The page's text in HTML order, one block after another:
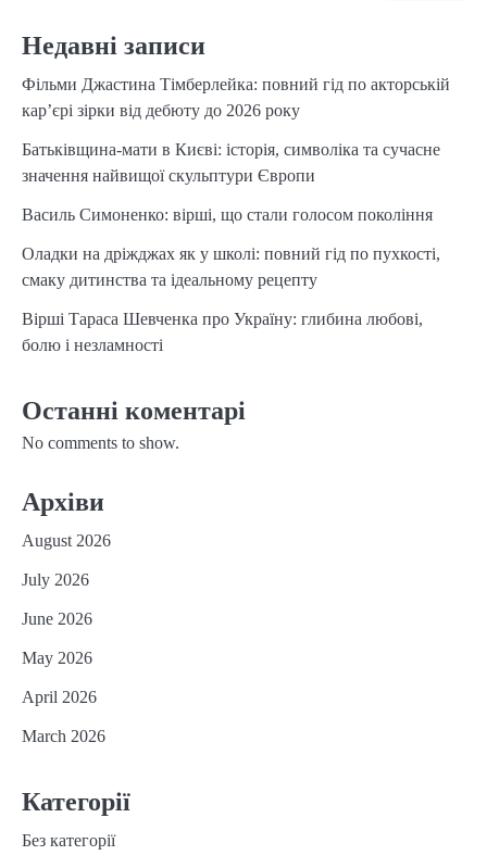
Недавні записи
Фільми Джастина Тімберлейка: повний гід по акторській
кар’єрі зірки від дебюту до 2026 року
Батьківщина-мати в Києві: історія, символіка та сучасне
значення найвищої скульптури Європи
Василь Симоненко: вірші, що стали голосом покоління
Оладки на дріжджах як у школі: повний гід по пухкості,
смаку дитинства та ідеальному рецепту
Вірші Тараса Шевченка про Україну: глибина любові,
болю і незламності
Останні коментарі
No comments to show.
Архіви
August 2026
July 2026
June 2026
May 2026
April 2026
March 2026
Категорії
Без категорії